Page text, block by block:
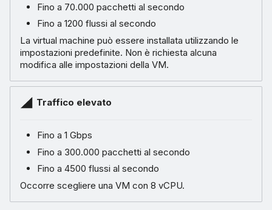
Fino a 70.000 pacchetti al secondo
Fino a 1200 flussi al secondo
La virtual machine può essere installata utilizzando le
impostazioni predefinite. Non è richiesta alcuna
modifica alle impostazioni della VM.
Traffico elevato
Fino a 1 Gbps
Fino a 300.000 pacchetti al secondo
Fino a 4500 flussi al secondo
Occorre scegliere una VM con 8 vCPU.